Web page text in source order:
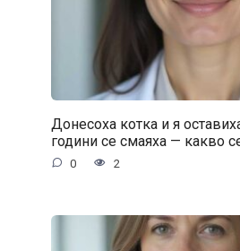
Донесоха котка и я
години се смаяха — какво
0 2